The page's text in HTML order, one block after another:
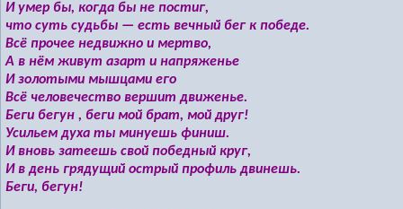
И умер бы, когда бы не постиг,
что суть судьбы — есть вечный бег к победе.
Всё прочее недвижно и мертво,
А в нём живут азарт и напряженье
И золотыми мышцами его
Всё человечество вершит движенье.
Беги бегун , беги мой брат, мой друг!
Усильем духа ты минуешь финиш.
И вновь затеешь свой победный круг,
И в день грядущий острый профиль двинешь.
Беги, бегун!